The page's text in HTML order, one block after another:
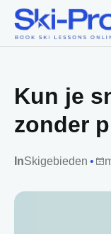
Ski-
Pro
Kun je
zonder
InSkigebieden